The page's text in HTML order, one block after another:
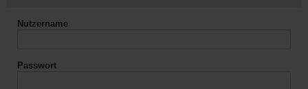
Nutzername
Passwort